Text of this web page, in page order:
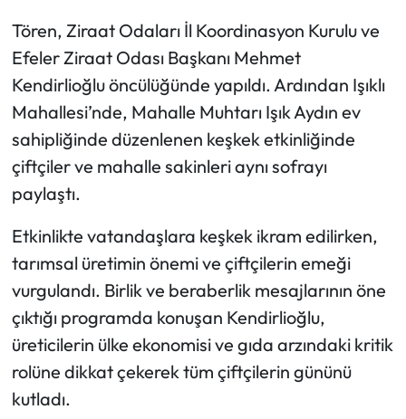
Tören, Ziraat Odaları İl Koordinasyon Kurulu ve
Efeler Ziraat Odası Başkanı Mehmet
Kendirlioğlu öncülüğünde yapıldı. Ardından Işıklı
Mahallesi’nde, Mahalle Muhtarı Işık Aydın ev
sahipliğinde düzenlenen keşkek etkinliğinde
çiftçiler ve mahalle sakinleri aynı sofrayı
paylaştı.
Etkinlikte vatandaşlara keşkek ikram edilirken,
tarımsal üretimin önemi ve çiftçilerin emeği
vurgulandı. Birlik ve beraberlik mesajlarının öne
çıktığı programda konuşan Kendirlioğlu,
üreticilerin ülke ekonomisi ve gıda arzındaki kritik
rolüne dikkat çekerek tüm çiftçilerin gününü
kutladı.